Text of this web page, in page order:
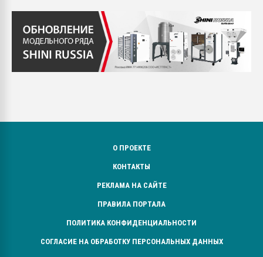
О ПРОЕКТЕ
КОНТАКТЫ
РЕКЛАМА НА САЙТЕ
ПРАВИЛА ПОРТАЛА
ПОЛИТИКА КОНФИДЕНЦИАЛЬНОСТИ
СОГЛАСИЕ НА ОБРАБОТКУ ПЕРСОНАЛЬНЫХ ДАННЫХ